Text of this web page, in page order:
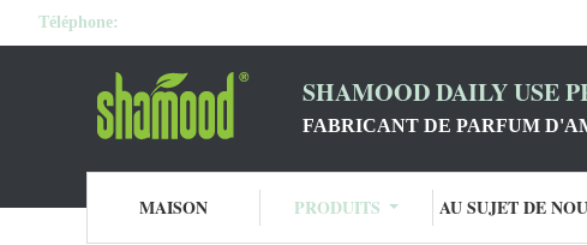
Téléphone:
SHAMOOD DAILY USE
FABRICANT DE PARFUM
MAISON PRODUITS AU SUJET DE